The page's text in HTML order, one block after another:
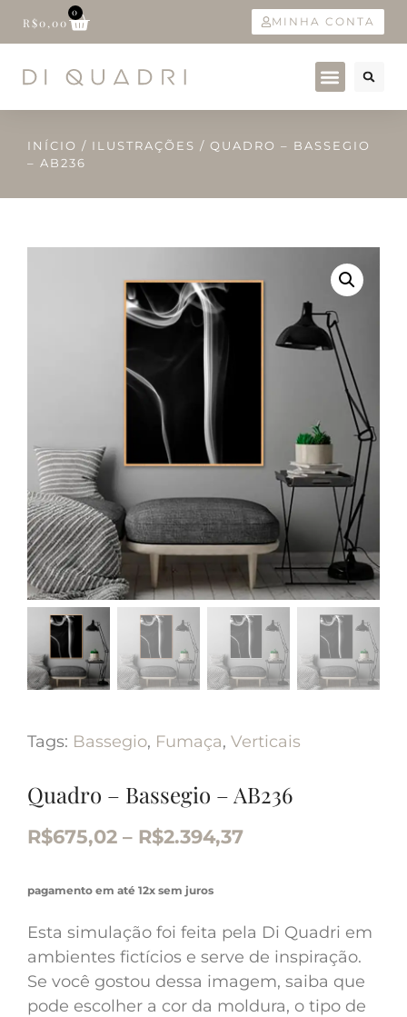
R$0,00
0
MINHA CONTA
INÍCIO / ILUSTRAÇÕES / QUADRO – BASSEGIO
– AB236
Tags: Bassegio, Fumaça, Verticais
Quadro – Bassegio – AB236
R$675,02 – R$2.394,37
pagamento em até 12x sem juros
Esta simulação foi feita pela Di Quadri em
ambientes fictícios e serve de inspiração.
Se você gostou dessa imagem, saiba que
pode escolher a cor da moldura, o tipo de